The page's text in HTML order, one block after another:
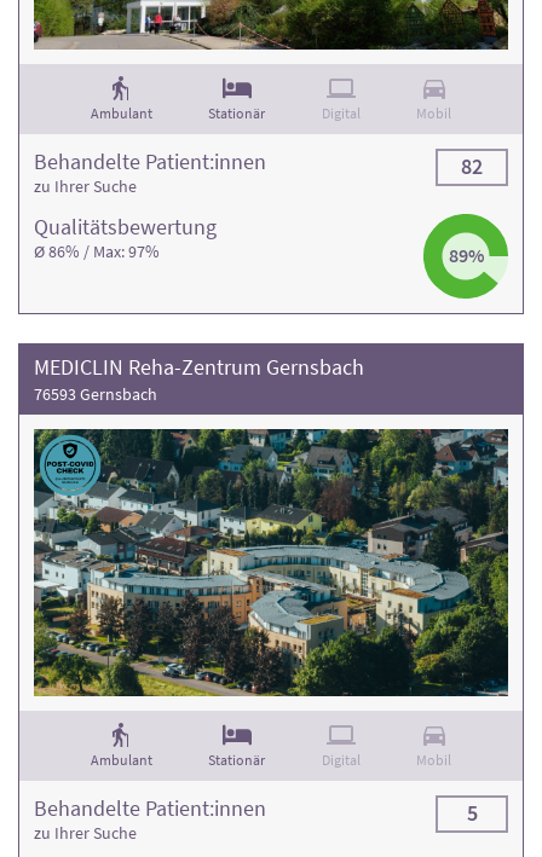
Ambulant Stationär Digital Mobil
Qualitäts­bewertung
Ø 86% / Max: 97% 89%
Behandelte Patient:innen
zu Ihrer Suche
82
MEDICLIN Reha-Zentrum Gernsbach
76593 Gernsbach
Ambulant Stationär Digital Mobil
Behandelte Patient:innen
zu Ihrer Suche
5